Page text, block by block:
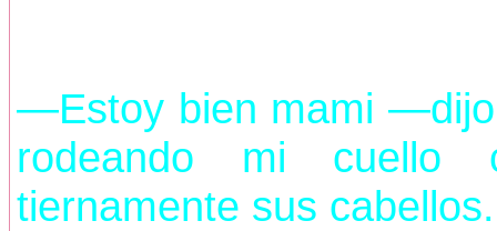
—Estoy bien mami —dijo
rodeando mi cuello
tiernamente sus cabellos.